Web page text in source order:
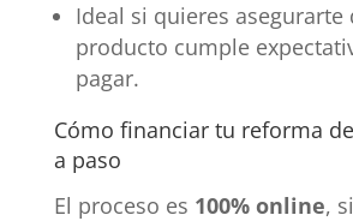
Ideal si quieres asegurarte
producto cumple
pagar.
Cómo financiar tu reforma
a paso
El proceso es 100% online,